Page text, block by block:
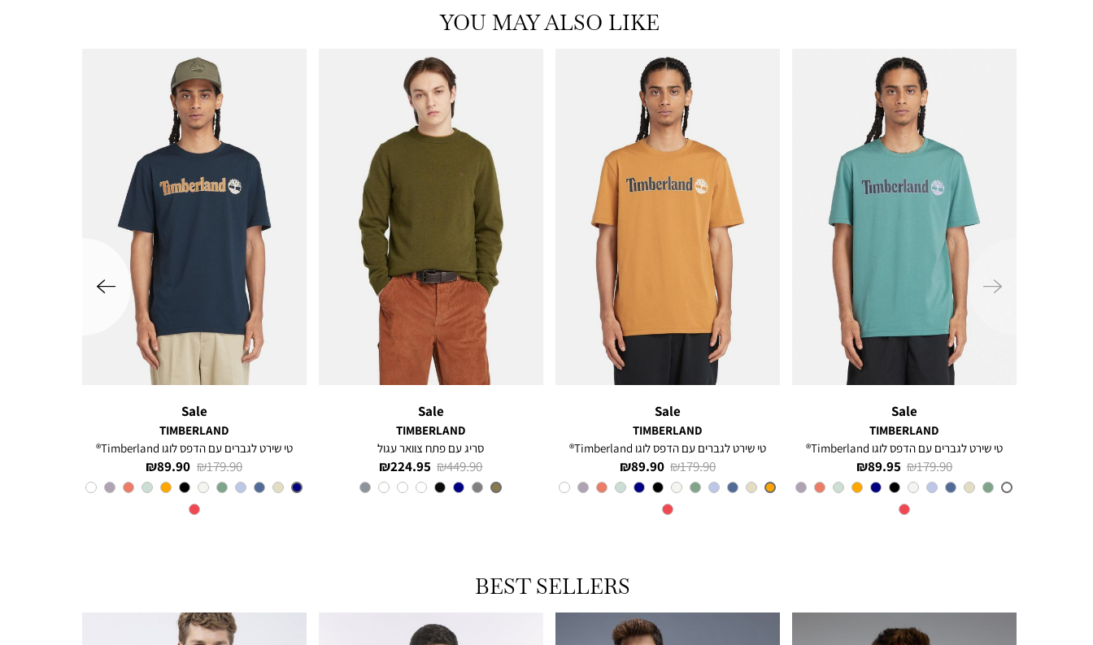
YOU MAY ALSO LIKE
ימינה
Sale
TIMBERLAND
טי שירט לגברים עם הדפס לוגו Timberland®
מחיר
מוצר
89.95 ₪
מחיר
רגיל
179.90 ₪
צבע
CL6
Sale
TIMBERLAND
טי שירט לגברים עם הדפס לוגו Timberland®
מחיר
מוצר
89.90 ₪
מחיר
רגיל
179.90 ₪
צבע
Orange
Sale
TIMBERLAND
סריג עם פתח צוואר עגול
מחיר
מוצר
224.95 ₪
מחיר
רגיל
449.90 ₪
צבע
OLIVE
Sale
TIMBERLAND
טי שירט לגברים עם הדפס לוגו Timberland®
מחיר
מוצר
89.90 ₪
מחיר
רגיל
179.90 ₪
צבע
Navy
שמאלה
BEST SELLERS